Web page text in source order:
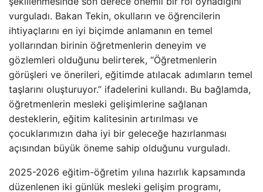
vurguladı. Bakan Tekin, okulların ve öğrencilerin
ihtiyaçlarını en iyi biçimde anlamanın en temel
yollarından birinin öğretmenlerin deneyim ve
gözlemleri olduğunu belirterek, “Öğretmenlerin
görüşleri ve önerileri, eğitimde atılacak adımların temel
taşlarını oluşturuyor.” ifadelerini kullandı. Bu bağlamda,
öğretmenlerin mesleki gelişimlerine sağlanan
desteklerin, eğitim kalitesinin artırılması ve
çocuklarımızın daha iyi bir geleceğe hazırlanması
açısından büyük öneme sahip olduğunu vurguladı.
2025-2026 eğitim-öğretim yılına hazırlık kapsamında
düzenlenen iki günlük mesleki gelişim programı,